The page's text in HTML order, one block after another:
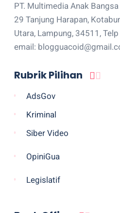
PT. Multimedia Anak
29 Tanjung Harapan,
Utara, Lampung, 34511,
email:
Rubrik Pilihan
AdsGov
Kriminal
Siber Video
OpiniGua
Legislatif